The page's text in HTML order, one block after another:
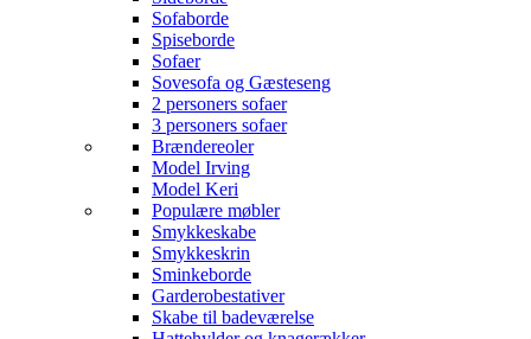
Sofaborde
Spiseborde
Sofaer
Sovesofa og Gæsteseng
2 personers sofaer
3 personers sofaer
Brændereoler
Model Irving
Model Keri
Populære møbler
Smykkeskabe
Smykkeskrin
Sminkeborde
Garderobestativer
Skabe til badeværelse